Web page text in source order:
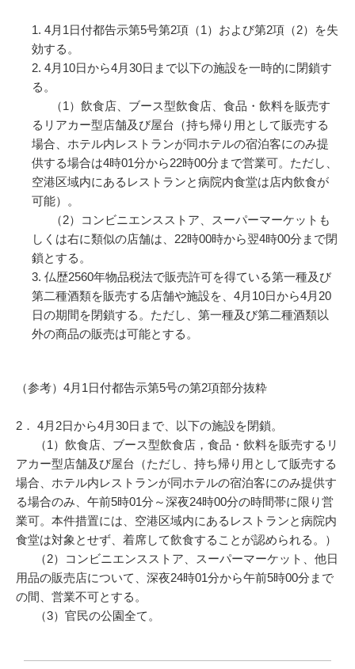
4月1日付都告示第5号第2項（1）および第2項（2）を失
効する。
4月10日から4月30日まで以下の施設を一時的に閉鎖す
る。
（1）飲食店、ブース型飲食店、食品・飲料を販売す
るリアカー型店舗及び屋台（持ち帰り用として販売する
場合、ホテル内レストランが同ホテルの宿泊客にのみ提
供する場合は4時01分から22時00分まで営業可。ただし、
空港区域内にあるレストランと病院内食堂は店内飲食が
可能）。
（2）コンビニエンスストア、スーパーマーケットも
しくは右に類似の店舗は、22時00時から翌4時00分まで閉
鎖とする。
仏歴2560年物品税法で販売許可を得ている第一種及び
第二種酒類を販売する店舗や施設を、4月10日から4月20
日の期間を閉鎖する。ただし、第一種及び第二種酒類以
外の商品の販売は可能とする。
（参考）4月1日付都告示第5号の第2項部分抜粋
2． 4月2日から4月30日まで、以下の施設を閉鎖。
（1）飲食店、ブース型飲食店，食品・飲料を販売するリ
アカー型店舗及び屋台（ただし、持ち帰り用として販売する
場合、ホテル内レストランが同ホテルの宿泊客にのみ提供す
る場合のみ、午前5時01分～深夜24時00分の時間帯に限り営
業可。本件措置には、空港区域内にあるレストランと病院内
食堂は対象とせず、着席して飲食することが認められる。）
（2）コンビニエンスストア、スーパーマーケット、他日
用品の販売店について、深夜24時01分から午前5時00分まで
の間、営業不可とする。
（3）官民の公園全て。